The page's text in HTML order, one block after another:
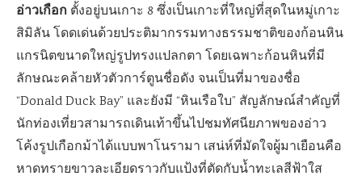
อ่าวเกือก ตั้งอยู่บนเกาะ 8 ซึ่งเป็นเกาะที่ใหญ่ที่สุดในหมู่เกาะ
สิมิลัน โดดเด่นด้วยประติมากรรมทางธรรมชาติของก้อนหิน
แกรนิตขนาดใหญ่รูปทรงแปลกตา โดยเฉพาะก้อนหินที่มี
ลักษณะคล้ายหัวตัวการ์ตูนชื่อดัง จนเป็นที่มาของชื่อ
“Donald Duck Bay” และยังมี “หินเรือใบ” สัญลักษณ์สำคัญที่
นักท่องเที่ยวสามารถเดินเท้าขึ้นไปชมทัศนียภาพของอ่าว
โค้งรูปเกือกม้าได้แบบพาโนรามา เสน่ห์ที่มัดใจผู้มาเยือนคือ
หาดทรายขาวละเอียดราวกับแป้งที่ตัดกับน้ำทะเลสีฟ้าใส